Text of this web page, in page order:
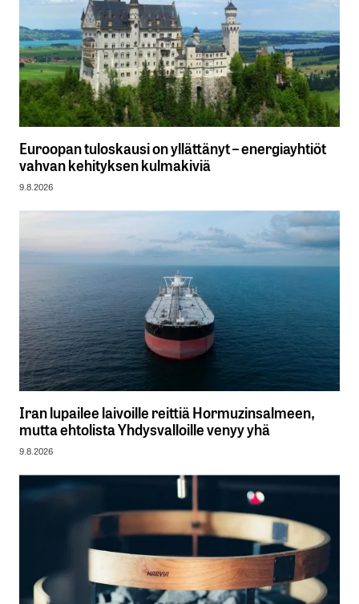
Euroopan tuloskausi on yllättänyt – energiayhtiöt
vahvan kehityksen kulmakiviä
9.8.2026
Iran lupailee laivoille reittiä Hormuzinsalmeen,
mutta ehtolista Yhdysvalloille venyy yhä
9.8.2026